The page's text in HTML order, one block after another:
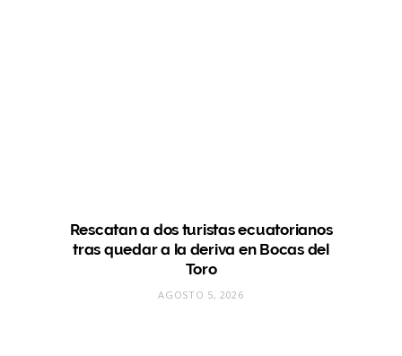
Rescatan a dos turistas ecuatorianos
tras quedar a la deriva en Bocas del
Toro
AGOSTO 5, 2026